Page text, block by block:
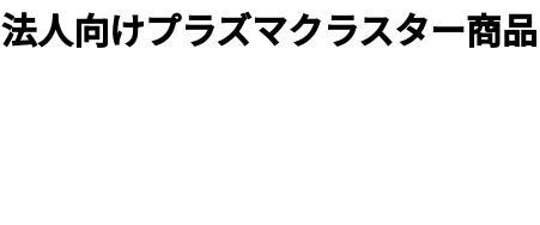
法人向けプラズマクラスター商